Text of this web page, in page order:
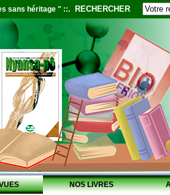
sans héritage " ::. RECHERCHER
NOS LIVRES